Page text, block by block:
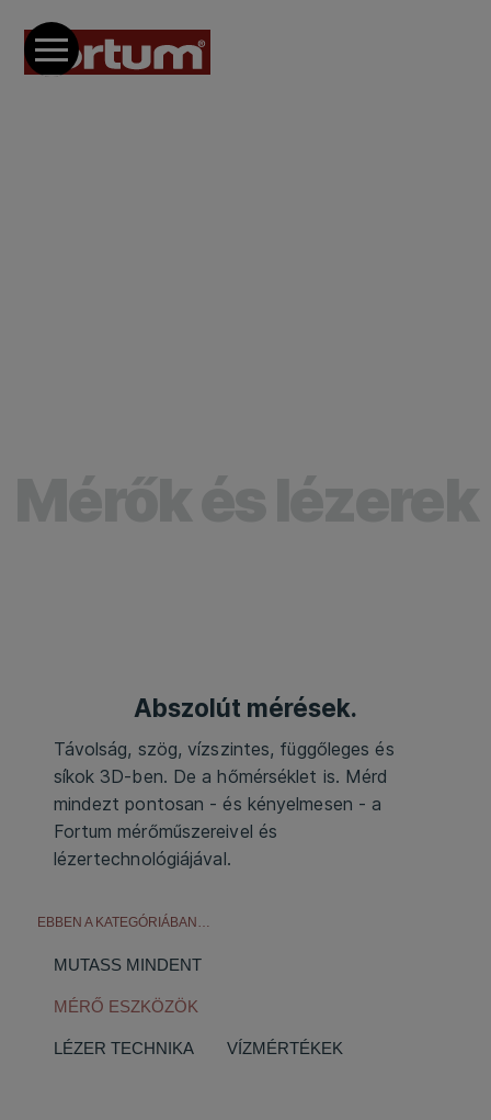
Abszolút mérések.
Távolság, szög, vízszintes, függőleges és
síkok 3D-ben. De a hőmérséklet is. Mérd
mindezt pontosan - és kényelmesen - a
Fortum mérőműszereivel és
lézertechnológiájával.
EBBEN A KATEGÓRIÁBAN…
MUTASS MINDENT
MÉRŐ ESZKÖZÖK
LÉZER TECHNIKA VÍZMÉRTÉKEK